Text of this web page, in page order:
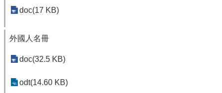
區
年
刊
網
站
doc(17 KB)
外國人名冊
doc(32.5 KB)
odt(14.60 KB)